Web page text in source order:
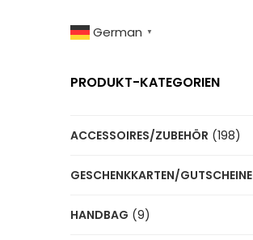
German ▼
PRODUKT-KATEGORIEN
ACCESSOIRES/ZUBEHÖR (198)
GESCHENKKARTEN/GUTSCHEINE
HANDBAG (9)